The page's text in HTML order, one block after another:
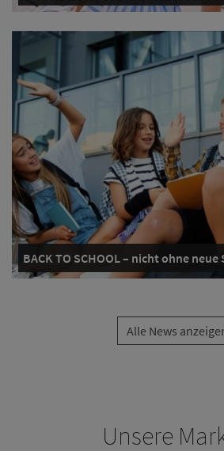
BACK TO SCHOOL – nicht ohne neue
Alle News
Unsere